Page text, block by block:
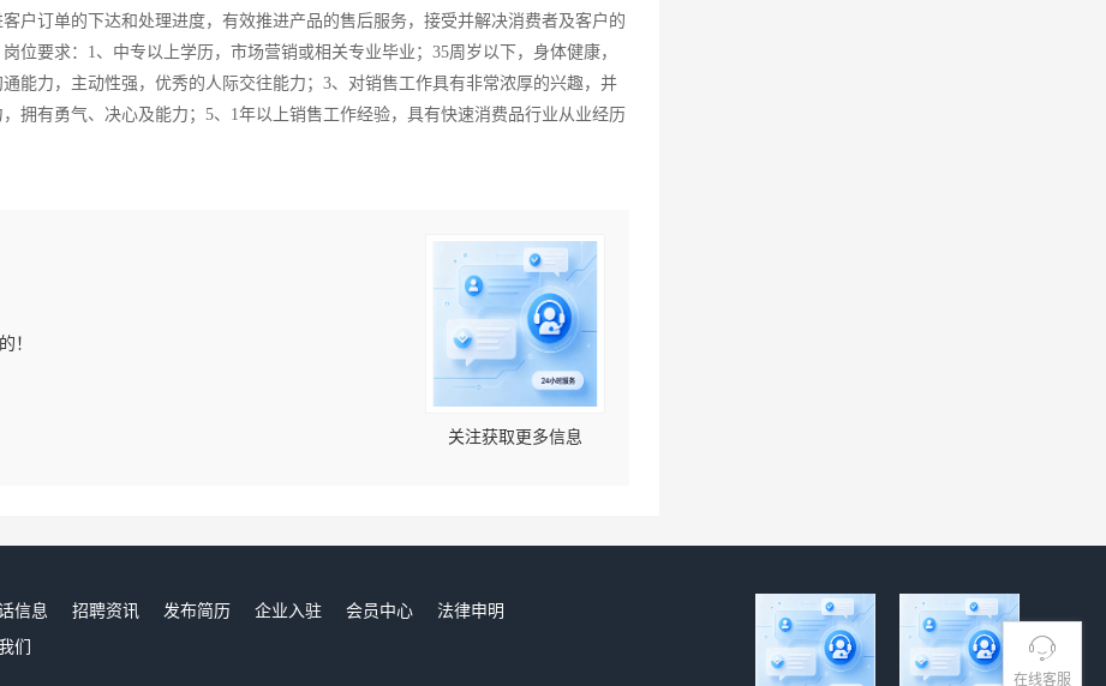
在线客服
户订单的下达和处理进度，有效推进产品的售后服务，接受并解决消费者及客户的
位要求：1、中专以上学历，市场营销或相关专业毕业；35周岁以下，身体健康，
能力，主动性强，优秀的人际交往能力；3、对销售工作具有非常浓厚的兴趣，并
拥有勇气、决心及能力；5、1年以上销售工作经验，具有快速消费品行业从业经历
！
关注获取更多信息
信息 招聘资讯 发布简历 企业入驻 会员中心
法律申明
们